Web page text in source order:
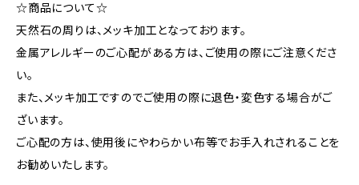
☆商品について☆
天然石の周りは、メッキ加工となっております。
金属アレルギーのご心配がある方は、ご使用の際にご注意くださ
い。
また、メッキ加工ですのでご使用の際に退色・変色する場合がご
ざいます。
ご心配の方は、使用後にやわらかい布等でお手入れされることを
お勧めいたします。